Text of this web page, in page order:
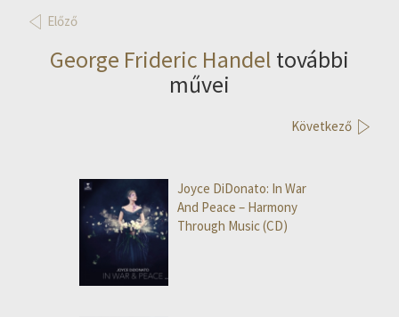
Előző
George Frideric Handel további
művei
Következő
Joyce DiDonato: In War
And Peace – Harmony
Through Music (CD)